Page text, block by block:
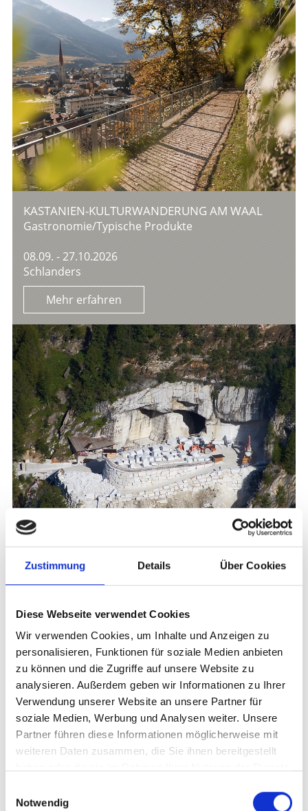
Zustimmung Details Über Cookies
Diese Webseite verwendet Cookies
Wir verwenden Cookies, um Inhalte und Anzeigen zu
personalisieren, Funktionen für soziale Medien anbieten
zu können und die Zugriffe auf unsere Website zu
analysieren. Außerdem geben wir Informationen zu Ihrer
Verwendung unserer Website an unsere Partner für
soziale Medien, Werbung und Analysen weiter. Unsere
Partner führen diese Informationen möglicherweise mit
weiteren Daten zusammen, die Sie ihnen bereitgestellt
Notwendig
KASTANIEN-KULTURWANDERUNG AM WAAL
Gastronomie/Typische Produkte
08.09. - 27.10.2026
Schlanders
Mehr erfahren
MARMOR ERLEBNISTOUR: DIE VINSCHGER
HERBST-PERSPEKTIVE
Wanderungen/Ausflüge
09.09. - 04.11.2026
Laas
Mehr erfahren